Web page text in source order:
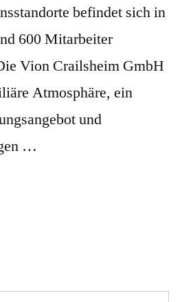
befindet sich in
600 Mitarbeiter
Vion Crailsheim GmbH
Atmosphäre, ein
und
…